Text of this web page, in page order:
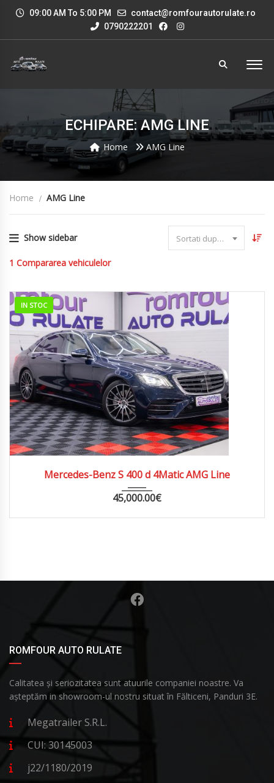
09:00 AM To 5:00 PM
contact@romfourautorulate.ro
0790222201
ECHIPARE: AMG LINE
Home AMG Line
Home AMG Line
Show sidebar Sortati dupa data
1 Compararea vehiculelor
IN STOC
Mercedes-Benz S 400 d 4Matic AMG Line
45,000.00€
ROMFOUR AUTO RULATE
Calitatea și seriozitatea sunt atuurile companiei noastre. Va
așteptăm in showroom-ul nostru situat în Fălticeni, Panduri 3E.
Megatrailer S.R.L.
CUI: 30145003
j22/1180/2019